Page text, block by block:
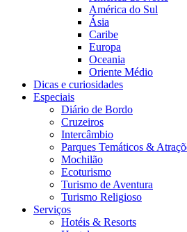
América do Sul
Ásia
Caribe
Europa
Oceania
Oriente Médio
Dicas e curiosidades
Especiais
Diário de Bordo
Cruzeiros
Intercâmbio
Parques Temáticos &
Mochilão
Ecoturismo
Turismo de Aventura
Turismo Religioso
Serviços
Hotéis & Resorts